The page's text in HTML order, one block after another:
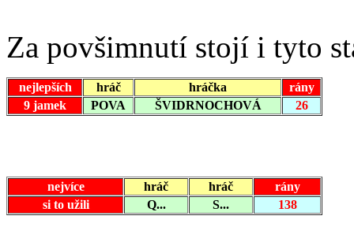
Za povšimnutí stojí i tyto
nejlepších hráč hráčka
rány
9 jamek
POVA ŠVIDRNOCHOVÁ 26
nejvíce hráč hráč
rány
si toužili Q... S... 138